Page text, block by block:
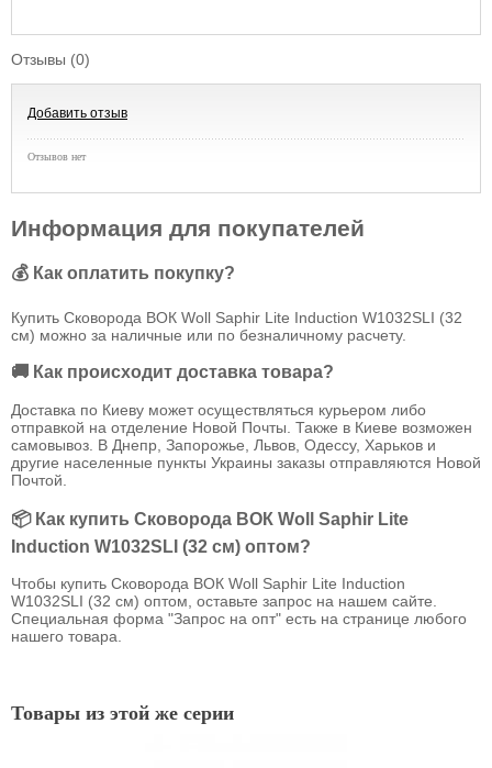
Отзывы (0)
Добавить отзыв
Отзывов нет
Информация для покупателей
💰 Как оплатить покупку?
Купить Сковорода ВОК Woll Saphir Lite Induction W1032SLI (32
см) можно за наличные или по безналичному расчету.
🚚 Как происходит доставка товара?
Доставка по Киеву может осуществляться курьером либо
отправкой на отделение Новой Почты. Также в Киеве возможен
самовывоз. В Днепр, Запорожье, Львов, Одессу, Харьков и
другие населенные пункты Украины заказы отправляются Новой
Почтой.
📦 Как купить Сковорода ВОК Woll Saphir Lite
Induction W1032SLI (32 см) оптом?
Чтобы купить Сковорода ВОК Woll Saphir Lite Induction
W1032SLI (32 см) оптом, оставьте запрос на нашем сайте.
Специальная форма "Запрос на опт" есть на странице любого
нашего товара.
Товары из этой же серии